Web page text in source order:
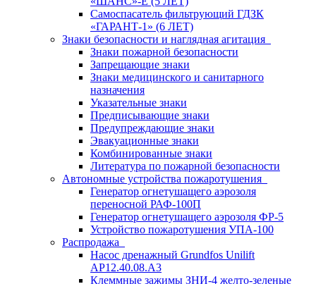
Самоспасатель фильтрующий ГДЗК
«ГАРАНТ-1» (6 ЛЕТ)
Знаки безопасности и наглядная агитация
Знаки пожарной безопасности
Запрещающие знаки
Знаки медицинского и санитарного
назначения
Указательные знаки
Предписывающие знаки
Предупреждающие знаки
Эвакуационные знаки
Комбинированные знаки
Литература по пожарной безопасности
Автономные устройства пожаротушения
Генератор огнетушащего аэрозоля
переносной РАФ-100П
Генератор огнетушащего аэрозоля ФР-5
Устройство пожаротушения УПА-100
Распродажа
Насос дренажный Grundfos Unilift
АP12.40.08.A3
Клеммные зажимы ЗНИ-4 желто-зеленые